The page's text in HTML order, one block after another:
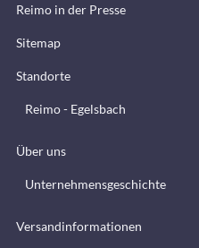
Reimo in der Presse
Sitemap
Standorte
Reimo - Egelsbach
Über uns
Unternehmensgeschichte
Versandinformationen